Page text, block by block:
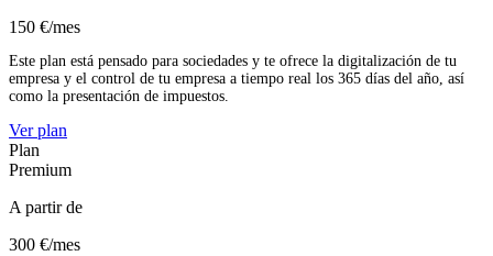
150 €/mes
Este plan está pensado para sociedades y te ofrece la digitalización de tu
empresa y el control de tu empresa a tiempo real los 365 días del año, así
como la presentación de impuestos.
Ver plan
Plan
Premium
A partir de
300 €/mes